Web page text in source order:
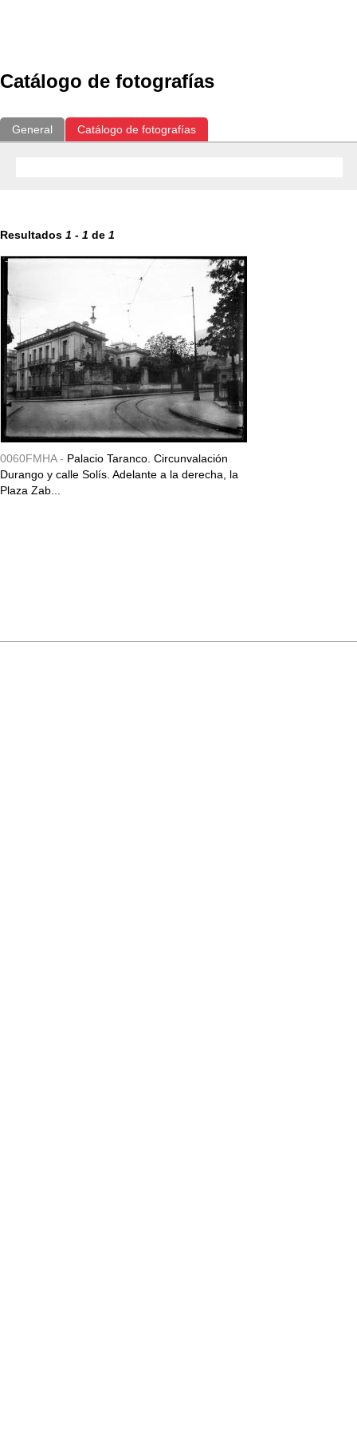
Catálogo de fotografías
General Catálogo de fotografías
Resultados 1 - 1 de 1
0060FMHA - Palacio Taranco. Circunvalación
Durango y calle Solís. Adelante a la derecha, la
Plaza Zab...